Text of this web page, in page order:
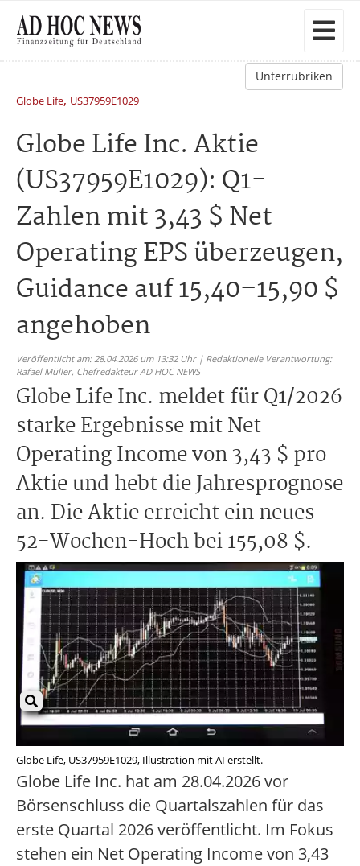
Unterrubriken
Globe Life, US37959E1029
Globe Life Inc. Aktie
(US37959E1029): Q1-
Zahlen mit 3,43 $ Net
Operating EPS überzeugen,
Guidance auf 15,40–15,90 $
angehoben
Veröffentlicht am: 28.04.2026 um 13:32 Uhr | Redaktionelle Verantwortung:
Rafael Müller, Chefredakteur AD HOC NEWS
Globe Life Inc. meldet für Q1/2026
starke Ergebnisse mit Net
Operating Income von 3,43 $ pro
Aktie und hebt die Jahresprognose
an. Die Aktie erreicht ein neues
52-Wochen-Hoch bei 155,08 $.
Globe Life, US37959E1029, Illustration mit AI erstellt.
Globe Life Inc. hat am 28.04.2026 vor
Börsenschluss die Quartalszahlen für das
erste Quartal 2026 veröffentlicht. Im Fokus
stehen ein Net Operating Income von 3,43